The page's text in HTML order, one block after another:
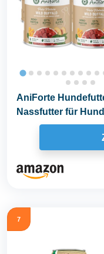
AniForte
Nassfutter für
7